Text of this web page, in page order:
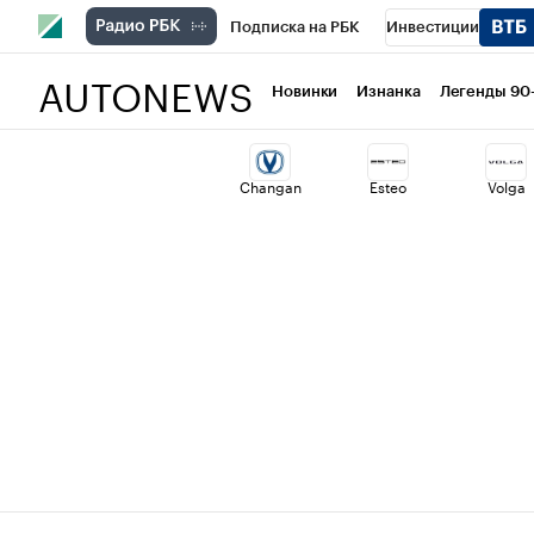
Подписка на РБК Инвестиции
Национальные проекты Город
Кредитные рейтинги Франшизы
AUTONEWS Новинки Изнанка Легенды
Changan Esteo Volga